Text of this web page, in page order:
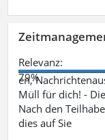
Relevanz:
79%
en,
Müll für dich! -
Nach den
dies auf Sie